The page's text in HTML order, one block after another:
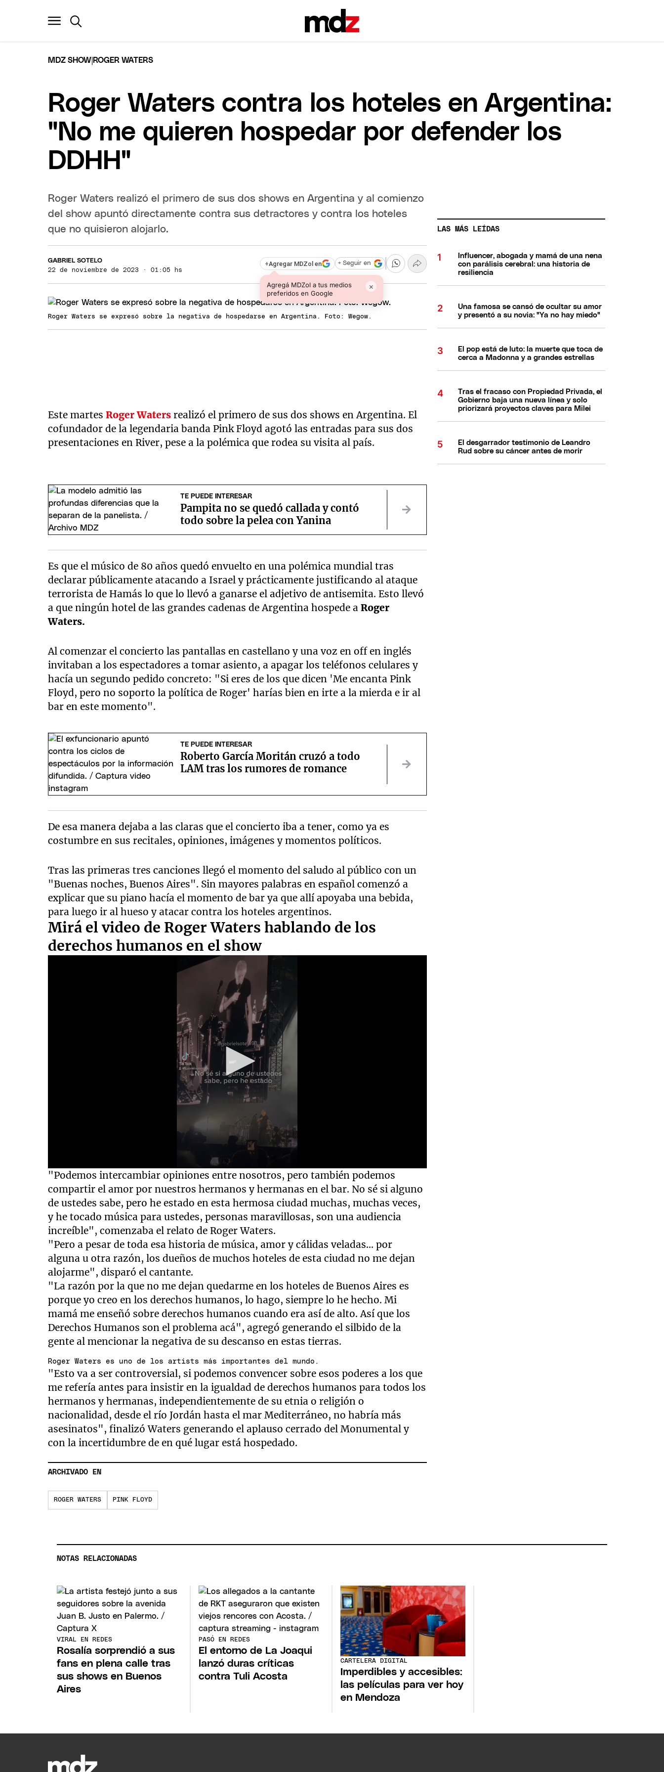
MDZ SHOW ROGER WATERS
Roger Waters contra los hoteles en Argentina:
"No me quieren hospedar por defender los
DDHH"
Roger Waters realizó el primero de sus dos shows en Argentina y al comienzo
del show apuntó directamente contra sus detractores y contra los hoteles
que no quisieron alojarlo.
GABRIEL SOTELO
22 de noviembre de 2023 · 01:05 hs
+Agregar MDZol en
Agregá MDZol a tus medios
preferidos en Google
×
+ Seguir en
Roger Waters se expresó sobre la negativa de hospedarse en Argentina. Foto: Wegow.
Este martes Roger Waters realizó el primero de sus dos shows en Argentina. El
cofundador de la legendaria banda Pink Floyd agotó las entradas para sus dos
presentaciones en River, pese a la polémica que rodea su visita al país.
TE PUEDE INTERESAR
Pampita no se quedó callada y contó
todo sobre la pelea con Yanina
Es que el músico de 80 años quedó envuelto en una polémica mundial tras
declarar públicamente atacando a Israel y prácticamente justificando al ataque
terrorista de Hamás lo que lo llevó a ganarse el adjetivo de antisemita. Esto llevó
a que ningún hotel de las grandes cadenas de Argentina hospede aRoger
Waters.
Al comenzar el concierto las pantallas en castellano y una voz en off en inglés
invitaban a los espectadores a tomar asiento, a apagar los teléfonos celulares y
hacía un segundo pedido concreto: "Si eres de los que dicen 'Me encanta Pink
Floyd, pero no soporto la política de Roger' harías bien en irte a la mierda e ir al
bar en este momento".
TE PUEDE INTERESAR
Roberto García Moritán cruzó a todo
LAM tras los rumores de romance
De esa manera dejaba a las claras que el concierto iba a tener, como ya es
costumbre en sus recitales, opiniones, imágenes y momentos políticos.
Tras las primeras tres canciones llegó el momento del saludo al público con un
"Buenas noches, Buenos Aires". Sin mayores palabras en español comenzó a
explicar que su piano hacía el momento de bar ya que allí apoyaba una bebida,
para luego ir al hueso y atacar contra los hoteles argentinos.
Mirá el video de Roger Waters hablando de los
derechos humanos en el show
0
seconds
of
2
minutes,
13
secondsVolume
90%
"Podemos intercambiar opiniones entre nosotros, pero también podemos
compartir el amor por nuestros hermanos y hermanas en el bar. No sé si alguno
de ustedes sabe, pero he estado en esta hermosa ciudad muchas, muchas veces,
y he tocado música para ustedes, personas maravillosas, son una audiencia
increíble", comenzaba el relato de Roger Waters.
"Pero a pesar de toda esa historia de música, amor y cálidas veladas... por
alguna u otra razón, los dueños de muchos hoteles de esta ciudad no me dejan
alojarme", disparó el cantante.
"La razón por la que no me dejan quedarme en los hoteles de Buenos Aires es
porque yo creo en los derechos humanos, lo hago, siempre lo he hecho. Mi
mamá me enseñó sobre derechos humanos cuando era así de alto. Así que los
Derechos Humanos son el problema acá", agregó generando el silbido de la
gente al mencionar la negativa de su descanso en estas tierras.
Roger Waters es uno de los artists más importantes del mundo.
"Esto va a ser controversial, si podemos convencer sobre esos poderes a los que
me refería antes para insistir en la igualdad de derechos humanos para todos los
hermanos y hermanas, independientemente de su etnia o religión o
nacionalidad, desde el río Jordán hasta el mar Mediterráneo, no habría más
asesinatos", finalizó Waters generando el aplauso cerrado del Monumental y
con la incertidumbre de en qué lugar está hospedado.
ARCHIVADO EN
ROGER WATERS PINK FLOYD
LAS MÁS LEÍDAS
Influencer, abogada y mamá de una nena
con parálisis cerebral: una historia de
resiliencia
Una famosa se cansó de ocultar su amor
y presentó a su novia: "Ya no hay miedo"
El pop está de luto: la muerte que toca de
cerca a Madonna y a grandes estrellas
Tras el fracaso con Propiedad Privada, el
Gobierno baja una nueva línea y solo
priorizará proyectos claves para Milei
El desgarrador testimonio de Leandro
Rud sobre su cáncer antes de morir
NOTAS RELACIONADAS
VIRAL EN REDES
Rosalía sorprendió a sus
fans en plena calle tras
sus shows en Buenos
Aires
PASÓ EN REDES
El entorno de La Joaqui
lanzó duras críticas
contra Tuli Acosta
CARTELERA DIGITAL
Imperdibles y accesibles:
las películas para ver hoy
en Mendoza